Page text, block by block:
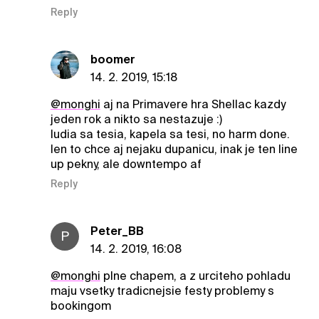
Reply
boomer
14. 2. 2019, 15:18
@monghi aj na Primavere hra Shellac kazdy
jeden rok a nikto sa nestazuje :)
ludia sa tesia, kapela sa tesi, no harm done.
len to chce aj nejaku dupanicu, inak je ten line
up pekny, ale downtempo af
Reply
P
Peter_BB
14. 2. 2019, 16:08
@monghi plne chapem, a z urciteho pohladu
maju vsetky tradicnejsie festy problemy s
bookingom